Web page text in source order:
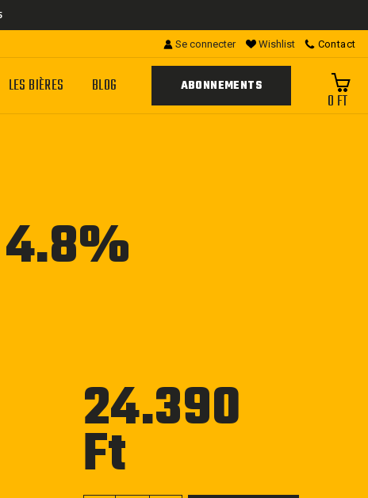
Se connecter Wishlist Contact
LES BIÈRES BLOG ABONNEMENTS
0 FT
4.8%
24.390
Ft